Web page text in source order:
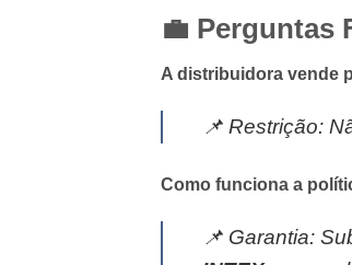
💼 Perguntas
A distribuidora vende
📌 Restrição:
Como funciona a
📌 Garantia: